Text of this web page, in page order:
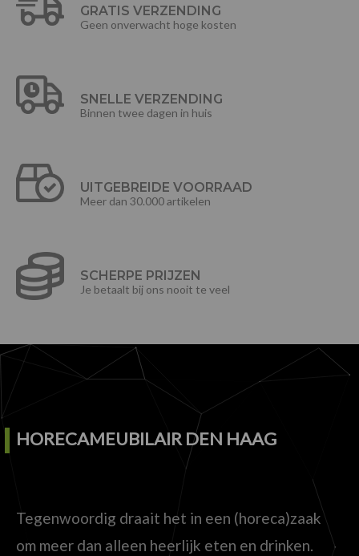
GRATIS VERZENDING
Geen onverwacht hoge kosten
SNELLE VERZENDING
Binnen twee dagen in huis
UITGEBREIDE VOORRAAD
Meer dan 30.000 artikelen
SCHERPE PRIJZEN
Je betaalt bij ons nooit te veel
HORECAMEUBILAIR DEN HAAG
Tegenwoordig draait het in een (horeca)zaak
om meer dan alleen heerlijk eten en drinken.